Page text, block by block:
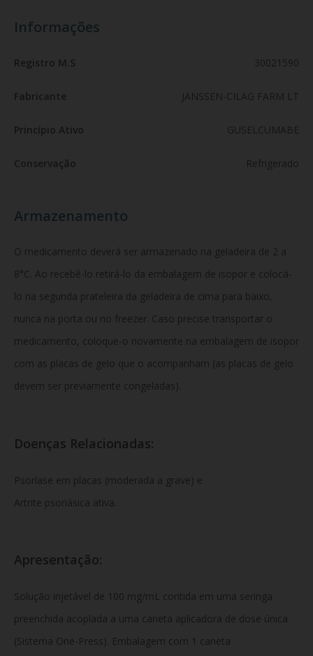
Informações
Registro M.S 30021590
Fabricante JANSSEN-CILAG FARM LT
Princípio Ativo GUSELCUMABE
Conservação Refrigerado
Armazenamento
O medicamento deverá ser armazenado na geladeira de 2 a
8°C. Ao recebê-lo retirá-lo da embalagem de isopor e colocá-
lo na segunda prateleira da geladeira de cima para baixo,
nunca na porta ou no freezer. Caso precise transportar o
medicamento, coloque-o novamente na embalagem de isopor
com as placas de gelo que o acompanham (as placas de gelo
devem ser previamente congeladas).
Doenças Relacionadas:
Psoríase em placas (moderada a grave) e
Artrite psoriásica ativa.
Apresentação:
Solução injetável de 100 mg/mL contida em uma seringa
preenchida acoplada a uma caneta aplicadora de dose única
(Sistema One-Press). Embalagem com 1 caneta